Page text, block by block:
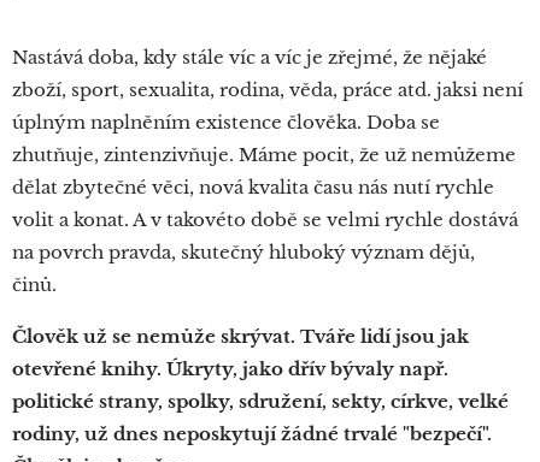
Nastává doba, kdy stále víc a víc je zřejmé, že nějaké
zboží, sport, sexualita, rodina, věda, práce atd. jaksi není
úplným naplněním existence člověka. Doba se
zhutňuje, zintenzivňuje. Máme pocit, že už nemůžeme
dělat zbytečné věci, nová kvalita času nás nutí rychle
volit a konat. A v takovéto době se velmi rychle dostává
na povrch pravda, skutečný hluboký význam dějů,
činů.
Člověk už se nemůže skrývat. Tváře lidí jsou jak
otevřené knihy. Úkryty, jako dřív bývaly např.
politické strany, spolky, sdružení, sekty, církve, velké
rodiny, už dnes neposkytují žádné trvalé "bezpečí".